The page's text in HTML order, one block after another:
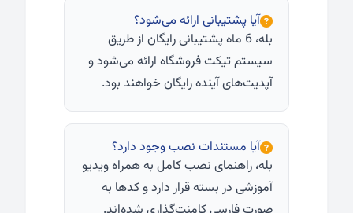
آیا پشتیبانی ارائه می‌شود؟
بله، 6 ماه پشتیبانی رایگان از طریق
سیستم تیکت فروشگاه ارائه می‌شود و
آپدیت‌های آینده رایگان خواهند بود.
آیا مستندات نصب وجود دارد؟
بله، راهنمای نصب کامل به همراه ویدیو
آموزشی در بسته قرار دارد و کدها به